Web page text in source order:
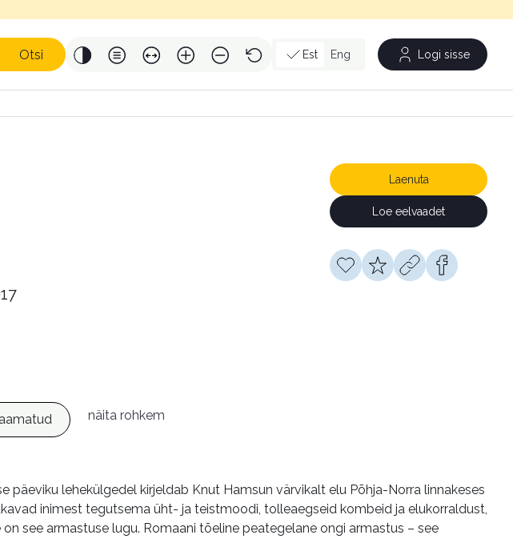
Otsi Est Eng Logi sisse
Laenuta
Loe eelvaadet
näita rohkem
päeviku lehekülgedel kirjeldab Knut Hamsun värvikalt elu Põhja-Norra linnakeses
inimest tegutsema üht- ja teistmoodi, tolleaegseid kombeid ja elukorraldust,
see armastuse lugu. Romaani tõeline peategelane ongi armastus – see